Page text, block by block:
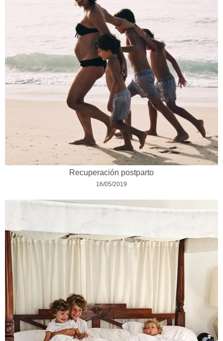
Recuperación postparto
16/05/2019